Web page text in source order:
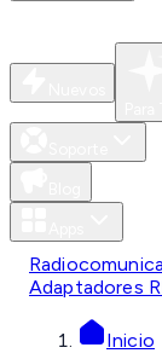
Adaptadores
Inicio